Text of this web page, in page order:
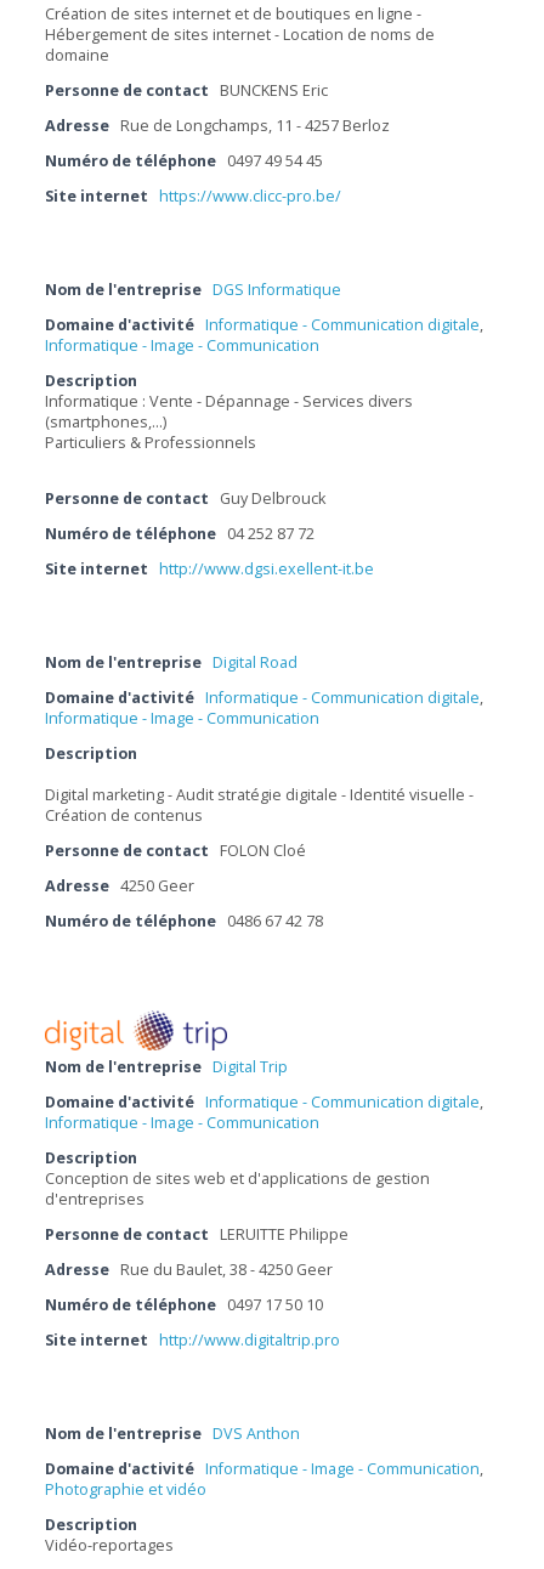
Création de sites internet et de boutiques en ligne -
Hébergement de sites internet - Location de noms de
domaine
Personne de contact
BUNCKENS Eric
Adresse Rue de Longchamps, 11 - 4257 Berloz
Numéro de téléphone 0497 49 54 45
Site internet https://www.clicc-pro.be/
Nom de l'entreprise DGS Informatique
Domaine d'activité Informatique - Communication digitale,
Informatique - Image - Communication
Description
Informatique : Vente - Dépannage - Services divers
(smartphones,...)
Particuliers & Professionnels
Personne de contact
Guy Delbrouck
Numéro de téléphone 04 252 87 72
Site internet http://www.dgsi.exellent-it.be
Nom de l'entreprise Digital Road
Domaine d'activité Informatique - Communication digitale,
Informatique - Image - Communication
Description
Digital marketing - Audit stratégie digitale - Identité visuelle -
Création de contenus
Personne de contact
FOLON Cloé
Adresse 4250 Geer
Numéro de téléphone 0486 67 42 78
Nom de l'entreprise Digital Trip
Domaine d'activité Informatique - Communication digitale,
Informatique - Image - Communication
Description
Conception de sites web et d'applications de gestion
d'entreprises
Personne de contact
LERUITTE Philippe
Adresse Rue du Baulet, 38 - 4250 Geer
Numéro de téléphone 0497 17 50 10
Site internet http://www.digitaltrip.pro
Nom de l'entreprise DVS Anthon
Domaine d'activité Informatique - Image - Communication,
Photographie et vidéo
Description
Vidéo-reportages